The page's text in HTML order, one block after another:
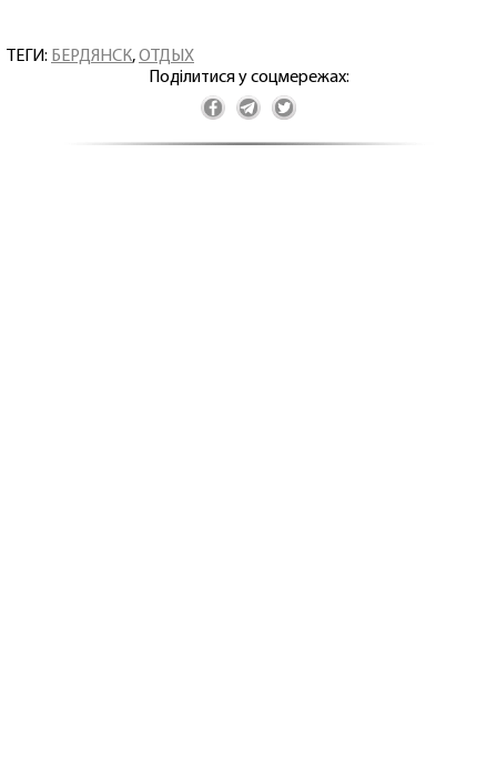
ТЕГИ: БЕРДЯНСК,ОТДЫХ
Поділитися у соцмережах: